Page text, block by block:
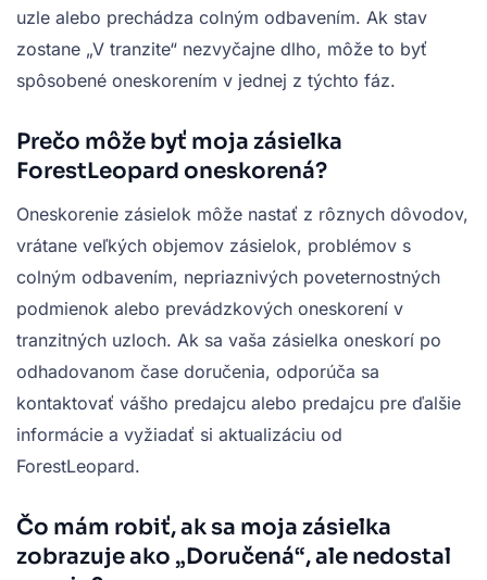
uzle alebo prechádza colným odbavením. Ak stav
zostane „V tranzite“ nezvyčajne dlho, môže to byť
spôsobené oneskorením v jednej z týchto fáz.
Prečo môže byť moja zásielka
ForestLeopard oneskorená?
Oneskorenie zásielok môže nastať z rôznych dôvodov,
vrátane veľkých objemov zásielok, problémov s
colným odbavením, nepriaznivých poveternostných
podmienok alebo prevádzkových oneskorení v
tranzitných uzloch. Ak sa vaša zásielka oneskorí po
odhadovanom čase doručenia, odporúča sa
kontaktovať vášho predajcu alebo predajcu pre ďalšie
informácie a vyžiadať si aktualizáciu od
ForestLeopard.
Čo mám robiť, ak sa moja zásielka
zobrazuje ako „Doručená“, ale nedostal